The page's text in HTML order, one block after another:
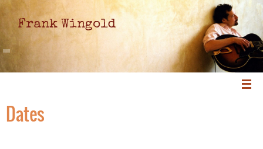
Frank Wingold
Dates